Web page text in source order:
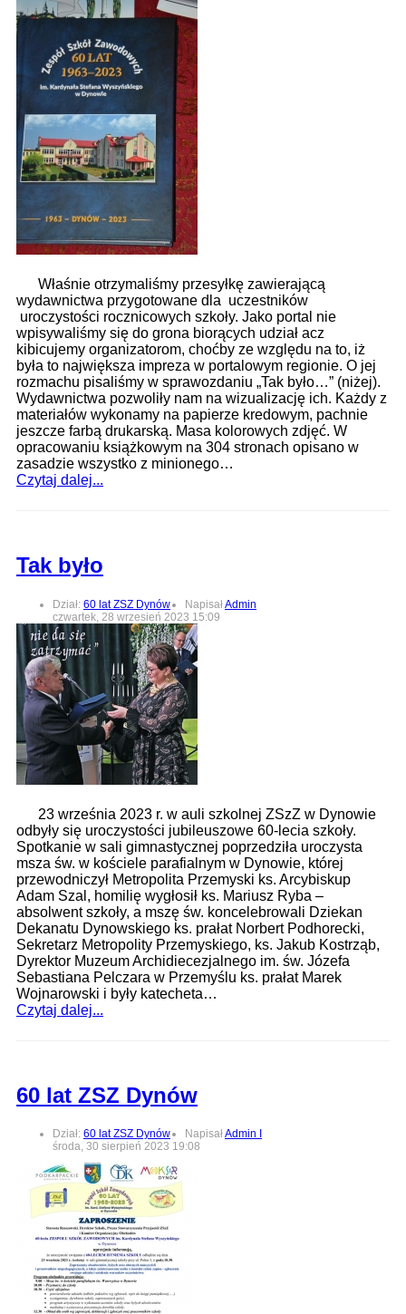
nowej strażnicy w Brzozowie. Oddanie nowej siedziby str
70-lecie Brzozowskiego Domu Kultury
lat minęło jak jeden dzień! Zapraszamy na fotorealcję z
obchodów 70. rocznicy utwor
Nauczyciele ZSB w Walencji – Erasmus+ jako przestrzeń
: W dniach 11 – 17 kwietnia 2026 roku grupa
pięciu nauczycieli Zespołu Szkół Budowlanych ucz
Uroczystość 235. rocznicy uchwalenia Konstytucji 3 Maja
- Po: Zapraszamy na relację z 235. rocznicy uchwalenia
Konstytucji 3 V. Wkrótce więcej, już teraz galeria,
Właśnie otrzymaliśmy przesyłkę zawierającą
wydawnictwa przygotowane dla uczestników
uroczystości rocznicowych szkoły. Jako portal nie
wpisywaliśmy się do grona biorących udział acz
kibicujemy organizatorom, choćby ze względu na to, iż
była to największa impreza w portalowym regionie. O jej
rozmachu pisaliśmy w sprawozdaniu „Tak było…” (niżej).
Wydawnictwa pozwoliły nam na wizualizację ich. Każdy z
materiałów wykonamy na papierze kredowym, pachnie
jeszcze farbą drukarską. Masa kolorowych zdjęć. W
opracowaniu książkowym na 304 stronach opisano w
zasadzie wszystko z minionego…
Czytaj dalej...
Tak było
Dział: 60 lat ZSZ Dynów NapisałAdmin
czwartek, 28 wrzesień 2023 15:09
23 września 2023 r. w auli szkolnej ZSzZ w Dynowie
odbyły się uroczystości jubileuszowe 60-lecia szkoły.
Spotkanie w sali gimnastycznej poprzedziła uroczysta
msza św. w kościele parafialnym w Dynowie, której
przewodniczył Metropolita Przemyski ks. Arcybiskup
Adam Szal, homilię wygłosił ks. Mariusz Ryba –
absolwent szkoły, a mszę św. koncelebrowali Dziekan
Dekanatu Dynowskiego ks. prałat Norbert Podhorecki,
Sekretarz Metropolity Przemyskiego, ks. Jakub Kostrząb,
Dyrektor Muzeum Archidiecezjalnego im. św. Józefa
Sebastiana Pelczara w Przemyślu ks. prałat Marek
Wojnarowski i były katecheta…
Czytaj dalej...
60 lat ZSZ Dynów
Dział: 60 lat ZSZ Dynów NapisałAdmin I
środa, 30 sierpień 2023 19:08